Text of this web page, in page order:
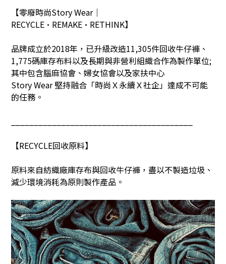
【零廢時尚Story Wear｜
RECYCLE•REMAKE•RETHINK】
品牌成立於2018年，已升級改造11,305件回收牛仔褲、
1,775碼庫存布料以及長期與非營利組織合作為製作單位;
其中包含腦麻協會、婦女協會以及家扶中心
Story Wear堅持融合「時尚Ｘ永續Ｘ社企」達成不可能
的任務。
【RECYCLE回收原料】
原料來自紡織廠庫存布與回收牛仔褲，盡以不製造垃圾、
減少環境消耗為原則製作產品。